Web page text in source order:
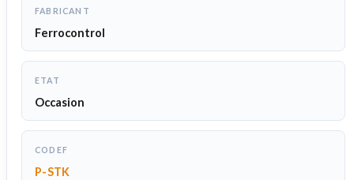
FABRICANT
Ferrocontrol
ETAT
Occasion
CODEF
P-STK